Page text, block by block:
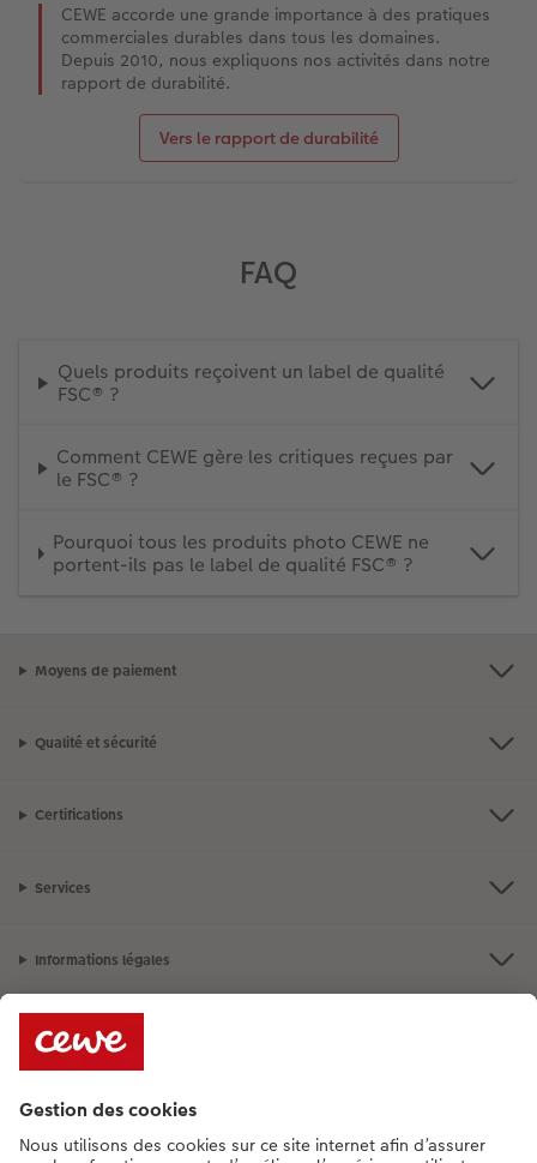
CEWE accorde une grande importance à des pratiques
commerciales durables dans tous les domaines.
Depuis 2010, nous expliquons nos activités dans notre
rapport de durabilité.
Vers le rapport de durabilité
FAQ
Quels produits reçoivent un label de qualité
FSC® ?
Comment CEWE gère les critiques reçues par
le FSC® ?
Pourquoi tous les produits photo CEWE ne
portent-ils pas le label de qualité FSC® ?
Moyens de paiement
Qualité et sécurité
Certifications
Services
Informations légales
Assortiment